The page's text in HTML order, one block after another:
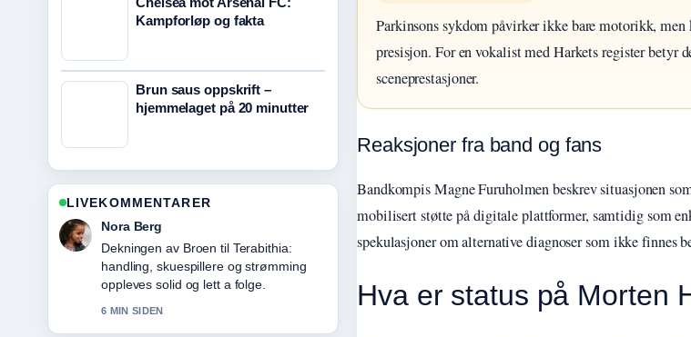
Parkinsons sykdom påvirker ikke bare motorikk, men
presisjon. For en vokalist med Harkets register betyr
sceneprestasjoner.
Reaksjoner fra band og fans
Bandkompis Magne Furuholmen beskrev situasjonen
mobilisert støtte på digitale plattformer, samtidig som
spekulasjoner om alternative diagnoser som ikke finnes
Hva er status på Morten
Kampforløp og fakta
Brun saus oppskrift –
hjemmelaget på 20 minutter
LIVEKOMMENTARER
Emil Johansen
Sterkt verifiseringsarbeid rundt Vision
Healthcare Nordic AS &#8211; kontakt,
produkter,.... Flere medier burde skrive